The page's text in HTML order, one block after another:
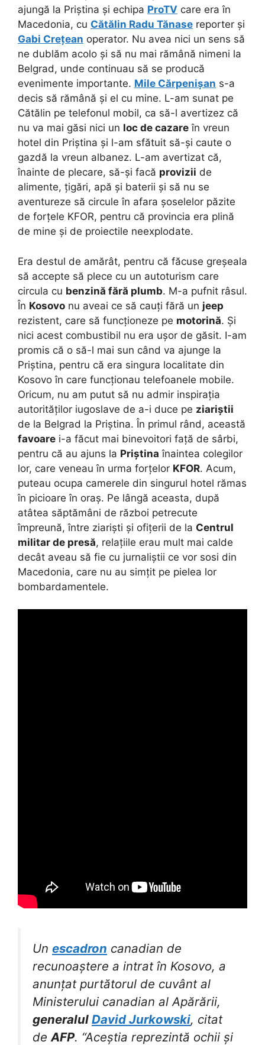
ajungă la Priștina și echipa ProTV care era în
Macedonia, cu Cătălin Radu Tănase reporter și
Gabi Crețean operator. Nu avea nici un sens să
ne dublăm acolo și să nu mai rămână nimeni la
Belgrad, unde continuau să se producă
evenimente importante. Mile Cărpenișan s-a
decis să rămână și el cu mine. L-am sunat pe
Cătălin pe telefonul mobil, ca să-l avertizez că
nu va mai găsi nici un loc de cazare în vreun
hotel din Priștina și l-am sfătuit să-și caute o
gazdă la vreun albanez. L-am avertizat că,
înainte de plecare, să-și facă provizii de
alimente, țigări, apă și baterii și să nu se
aventureze să circule în afara șoselelor păzite
de forțele KFOR, pentru că provincia era plină
de mine și de proiectile neexplodate.
Era destul de amărât, pentru că făcuse greșeala
să accepte să plece cu un autoturism care
circula cu benzină fără plumb. M-a pufnit râsul.
În Kosovo nu aveai ce să cauți fără un jeep
rezistent, care să funcționeze pe motorină. Și
nici acest combustibil nu era ușor de găsit. I-am
promis că o să-l mai sun când va ajunge la
Priștina, pentru că era singura localitate din
Kosovo în care funcționau telefoanele mobile.
Oricum, nu am putut să nu admir inspirația
autorităților iugoslave de a-i duce pe ziariștii
de la Belgrad la Priștina. În primul rând, această
favoare i-a făcut mai binevoitori față de sârbi,
pentru că au ajuns la Priștina înaintea colegilor
lor, care veneau în urma forțelor KFOR. Acum,
puteau ocupa camerele din singurul hotel rămas
în picioare în oraș. Pe lângă aceasta, după
atâtea săptămâni de război petrecute
împreună, între ziariști și ofițerii de la Centrul
militar de presă, relațiile erau mult mai calde
decât aveau să fie cu jurnaliștii ce vor sosi din
Macedonia, care nu au simțit pe pielea lor
bombardamentele.
Un escadron canadian de
recunoaștere a intrat în Kosovo, a
anunțat purtătorul de cuvânt al
Ministerului canadian al Apărării,
generalul David Jurkowski, citat
de AFP. “Aceștia reprezintă ochii și